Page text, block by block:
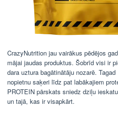
CrazyNutrition jau vairākus pēdējos
mājai jaudas produktus. Šobrīd visi ir
dara uztura bagātinātāju nozarē.
nopietnu saķeri līdz pat labākajiem
PROTEIN pārskats sniedz dziļu
un tajā, kas ir visapkārt.